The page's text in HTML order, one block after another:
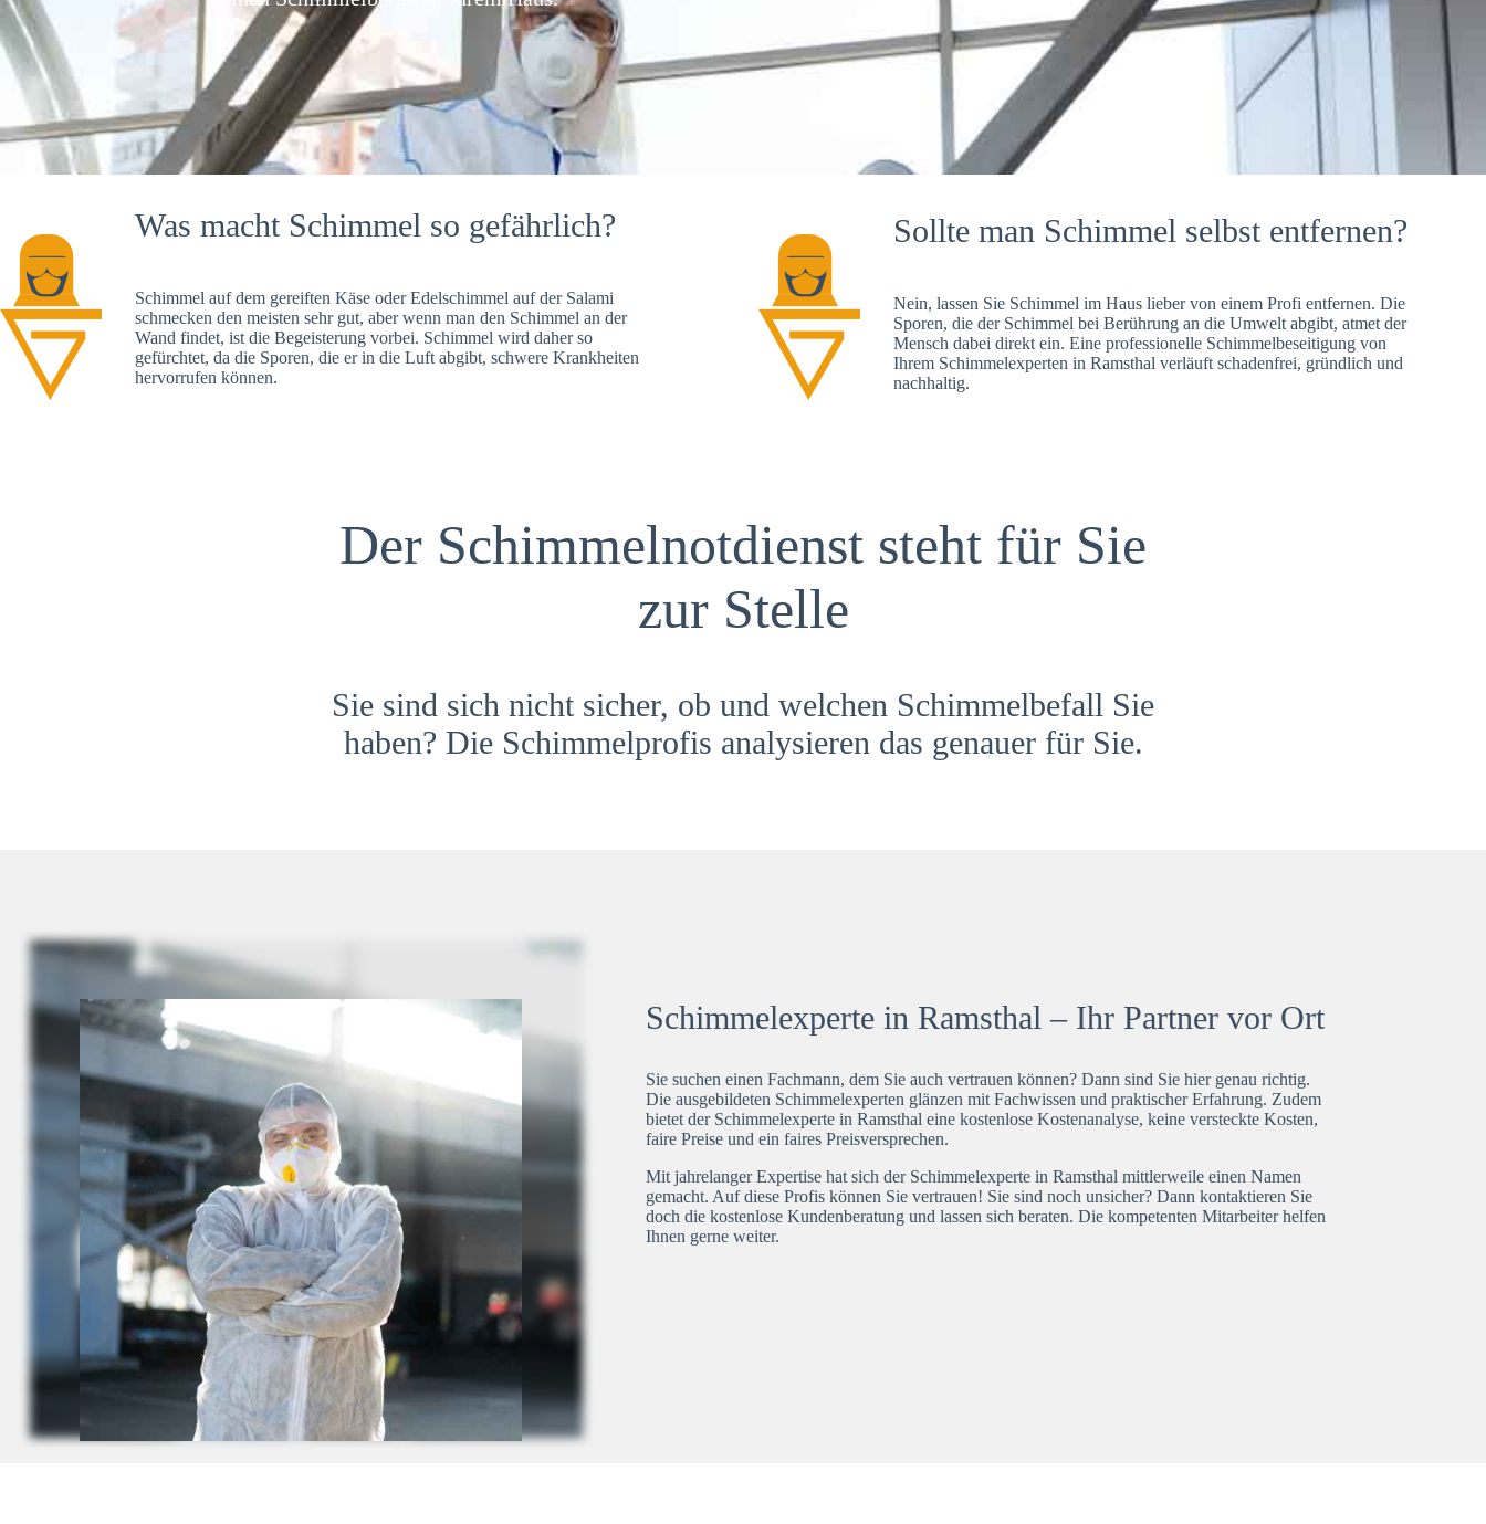
Was macht Schimmel so gefährlich?
Schimmel auf dem gereiften Käse oder Edelschimmel auf der Salami
schmecken den meisten sehr gut, aber wenn man den Schimmel an der
Wand findet, ist die Begeisterung vorbei. Schimmel wird daher so
gefürchtet, da die Sporen, die er in die Luft abgibt, schwere Krankheiten
hervorrufen können.
Sollte man Schimmel selbst entfernen?
Nein, lassen Sie Schimmel im Haus lieber von einem Profi entfernen. Die
Sporen, die der Schimmel bei Berührung an die Umwelt abgibt, atmet der
Mensch dabei direkt ein. Eine professionelle Schimmelbeseitigung von
Ihrem Schimmelexperten in Ramsthal verläuft schadenfrei, gründlich und
nachhaltig.
Der Schimmelnotdienst steht für Sie
zur Stelle
Sie sind sich nicht sicher, ob und welchen Schimmelbefall Sie
haben? Die Schimmelprofis analysieren das genauer für Sie.
Schimmelexperte in Ramsthal – Ihr Partner vor Ort
Sie suchen einen Fachmann, dem Sie auch vertrauen können? Dann sind Sie hier genau richtig.
Die ausgebildeten Schimmelexperten glänzen mit Fachwissen und praktischer Erfahrung. Zudem
bietet der Schimmelexperte in Ramsthal eine kostenlose Kostenanalyse, keine versteckte Kosten,
faire Preise und ein faires Preisversprechen.
Mit jahrelanger Expertise hat sich der Schimmelexperte in Ramsthal mittlerweile einen Namen
gemacht. Auf diese Profis können Sie vertrauen! Sie sind noch unsicher? Dann kontaktieren Sie
doch die kostenlose Kundenberatung und lassen sich beraten. Die kompetenten Mitarbeiter helfen
Ihnen gerne weiter.